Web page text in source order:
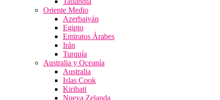
Oriente Medio
Azerbaiyán
Egipto
Emiratos Árabes
Irán
Turquía
Australia y Oceanía
Australia
Islas Cook
Kiribati
Nueva Zelanda